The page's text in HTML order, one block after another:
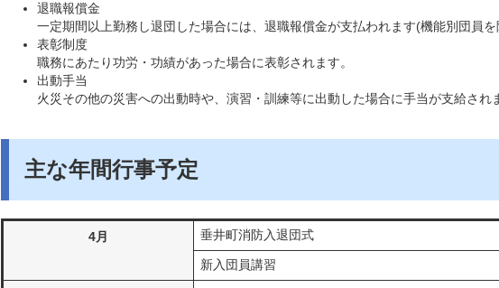
退職報償金
一定期間以上勤務し退団した場合には、退職報償金が支払われます(機能別団員を
表彰制度
職務にあたり功労・功績があった場合に表彰されます。
出動手当
火災その他の災害への出動時や、演習・訓練等に出動した場合に手当が支給され
主な年間行事予定
4月 垂井町消防入退団式
新入団員講習